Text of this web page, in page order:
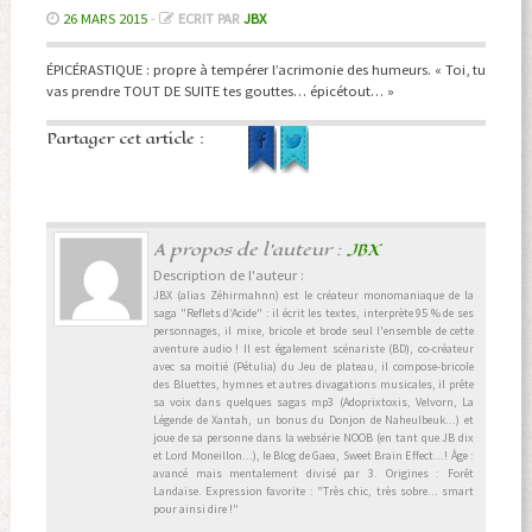
26 MARS 2015- ECRIT PAR JBX
ÉPICÉRASTIQUE : propre à tempérer l’acrimonie des humeurs. « Toi, tu
vas prendre TOUT DE SUITE tes gouttes… épicétout… »
Partager cet article :
A propos de l'auteur :JBX
Description de l'auteur :
JBX (alias Zéhirmahnn) est le créateur monomaniaque de la
saga "Reflets d’Acide" : il écrit les textes, interprète 95 % de ses
personnages, il mixe, bricole et brode seul l'ensemble de cette
aventure audio ! Il est également scénariste (BD), co-créateur
avec sa moitié (Pétulia) du Jeu de plateau, il compose-bricole
des Bluettes, hymnes et autres divagations musicales, il prête
sa voix dans quelques sagas mp3 (Adoprixtoxis, Velvorn, La
Légende de Xantah, un bonus du Donjon de Naheulbeuk...) et
joue de sa personne dans la websérie NOOB (en tant que JB dix
et Lord Moneillon...), le Blog de Gaea, Sweet Brain Effect...! Âge :
avancé mais mentalement divisé par 3. Origines : Forêt
Landaise. Expression favorite : "Très chic, très sobre... smart
pour ainsi dire !"